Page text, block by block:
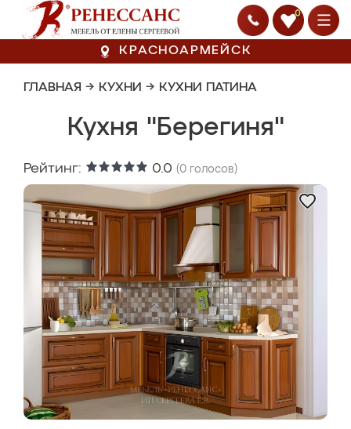
0
КРАСНОАРМЕЙСК
ГЛАВНАЯ → КУХНИ → КУХНИ ПАТИНА
Кухня "Берегиня"
Рейтинг: 0.0 (0 голосов)